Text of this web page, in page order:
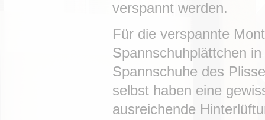
verspannt werden.
Für die verspannte
Spannschuhplättchen
Spannschuhe des
selbst haben eine
ausreichende